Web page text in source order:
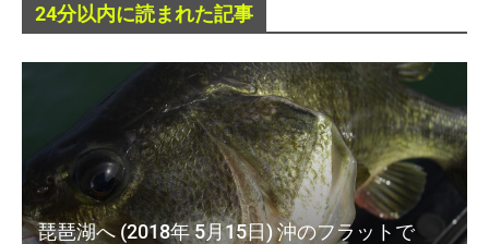
24分以内に読まれた記事
琵琶湖へ (2018年 5月15日) 沖のフラットで